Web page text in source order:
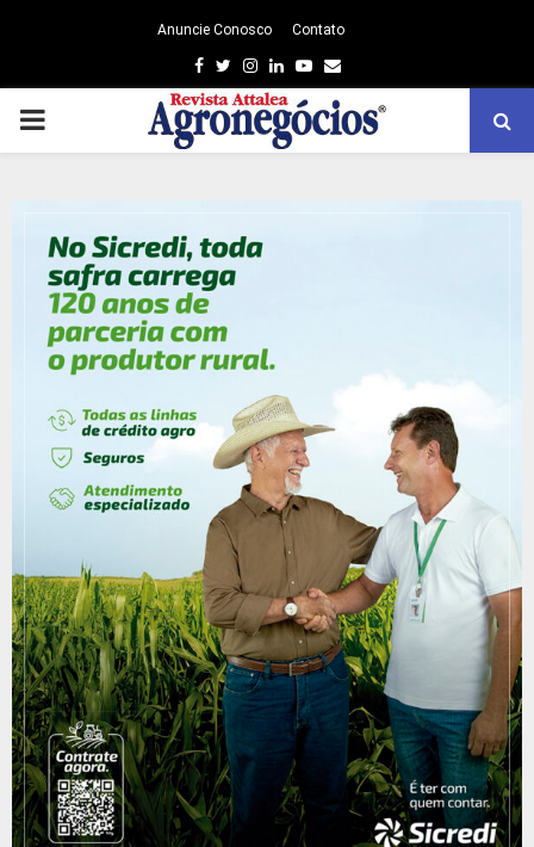
Anuncie Conosco Contato
Facebook
TwitterInstagram
LinkedinYoutube
Email
PRIMARY